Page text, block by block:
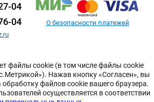
04
04
О безопасности платежей
файлы cookie (в том числе файлы cookie
Нажав кнопку «Согласен», вы
обработку файлов cookie вашего браузера.
осуществляется в соответствии